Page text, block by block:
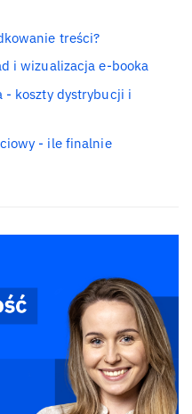
treści?
i wizualizacja e-booka
- koszty dystrybucji i
- ile finalnie